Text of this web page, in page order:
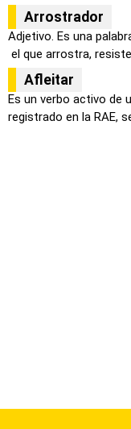
Arrostrador
Adjetivo. Es una
el que arrostra,
Afleitar
Es un verbo activo de
registrado en la RAE,